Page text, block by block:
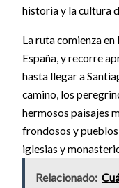
historia y la cultura
La ruta comienza
España, y recorre
hasta llegar a
camino, los
hermosos paisajes
frondosos y
iglesias y
Relacionado: